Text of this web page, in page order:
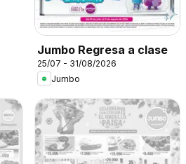
Jumbo Regresa a clase
25/07 - 31/08/2026
Jumbo